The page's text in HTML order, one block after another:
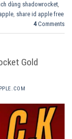
dùng shadowrocket,
, share id apple free
4Comments
Gold